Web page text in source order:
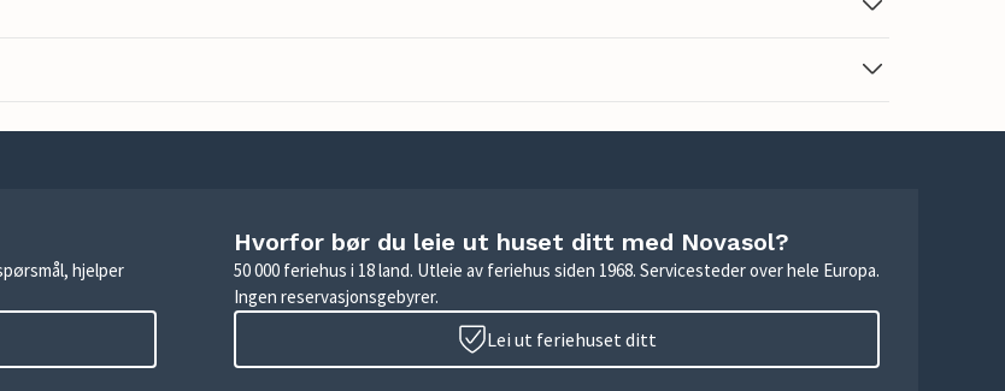
hjelper
Hvorfor bør du leie ut huset ditt med Novasol?
50 000 feriehus i 18 land. Utleie av feriehus siden 1968. Servicesteder over hele Europa.
Ingen reservasjonsgebyrer.
Lei ut feriehuset ditt